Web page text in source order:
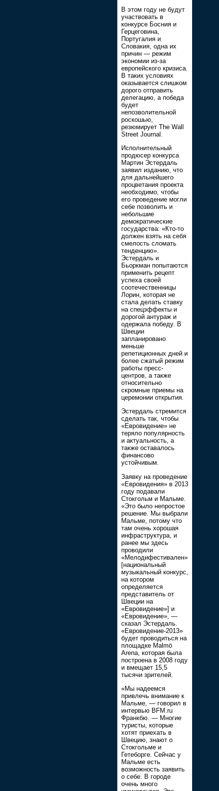
В этом году не будут
участвовать в
конкурсе Босния и
Герцеговина,
Португалия и
Словакия, одна их
причин — режим
экономии из-за
европейского кризиса.
В таких условиях
оказывается слишком
дорого отправить
делегацию, а победа
будет
непозволительной
роскошью,
резюмирует The Wall
Street Journal.
Исполнительный
продюсер конкурса
Мартин Эстердаль
заявил изданию, что
для дальнейшего
процветания проекта
необходимо, чтобы
его проведение могли
себе позволить и
небольшие
демократические
государства: «Кто-то
должен взять на себя
смелость сломать
тенденцию».
Эстердаль и
Бьоркман попытаются
применить рецепт
успеха своей
соотечественницы
Лорин, которая не
стала делать ставку
на спецэффекты и
дорогой антураж и
одержала победу. В
Швеции
запланировано
меньше
репетиционных дней и
более сжатый режим
работы пресс-
центров, а также
относительно
скромные приемы на
церемонии открытия.
Эстердаль стремится
сделать так, чтобы
«Евровидение» не
теряло популярность
и актуальность, а
также оставалось
финансово
устойчивым.
Заявку на проведение
«Евровидения» в 2013
году подавали
Стокгольм и Мальме.
«Это было непростое
решение. Мы выбрали
Мальме, потому что
там очень хорошая
инфраструктура, и
ранее мы здесь
проводили
«Мелодифестивален»
[национальный
музыкальный конкурс,
на котором
определяется
представитель от
Швеции на
«Евровидение»] и
«Евровидение», —
сказал Эстердаль.
«Евровидение-2013»
будет проводиться на
площадке Malmö
Arena, которая была
построена в 2008 году
и вмещает 15,5
тысячи зрителей.
«Мы надеемся
привлечь внимание к
Мальме, — говорил в
интервью BFM.ru
Франкбю. — Многие
туристы, которые
хотят приехать в
Швецию, знают о
Стокгольме и
Гетеборге. Сейчас у
Мальме есть
возможность заявить
о себе. В городе
очень много